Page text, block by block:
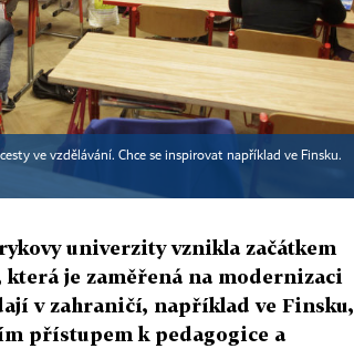
ve vzdělávání. Chce se inspirovat například ve Finsku.
univerzity vznikla začátkem
je zaměřená na modernizaci
v zahraničí, například ve Finsku,
přístupem k pedagogice a